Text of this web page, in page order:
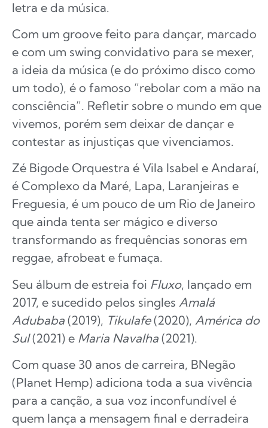
letra e da música.
Com um groove feito para dançar, marcado
e com um swing convidativo para se mexer,
a ideia da música (e do próximo disco como
um todo), é o famoso “rebolar com a mão na
consciência”. Refletir sobre o mundo em que
vivemos, porém sem deixar de dançar e
contestar as injustiças que vivenciamos.
Zé Bigode Orquestra é Vila Isabel e Andaraí,
é Complexo da Maré, Lapa, Laranjeiras e
Freguesia, é um pouco de um Rio de Janeiro
que ainda tenta ser mágico e diverso
transformando as frequências sonoras em
reggae, afrobeat e fumaça.
Seu álbum de estreia foi Fluxo, lançado em
2017, e sucedido pelos singles Amalá
Adubaba (2019), Tikulafe(2020), América do
Sul(2021) e Maria Navalha (2021).
Com quase 30 anos de carreira, BNegão
(Planet Hemp) adiciona toda a sua vivência
para a canção, a sua voz inconfundível é
quem lança a mensagem final e derradeira